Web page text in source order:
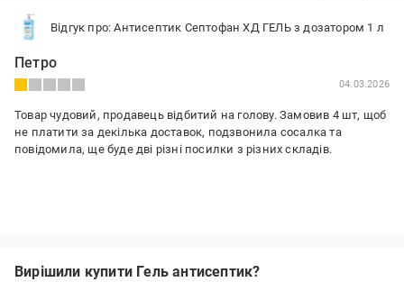
Відгук про: Антисептик Септофан ХД ГЕЛЬ з дозатором 1 л
Петро
04.03.2026
Товар чудовий, продавець відбитий на голову. Замовив 4 шт, щоб
не платити за декілька доставок, подзвонила сосалка та
повідомила, ще буде дві різні посилки з різних складів.
Вирішили купити Гель антисептик?